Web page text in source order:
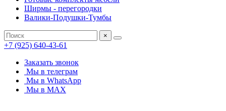
Ширмы - перегородки
Валики-Подушки-Тумбы
×
+7 (925) 640-43-61
Заказать звонок
Мы в телеграм
Мы в WhatsApp
Мы в MAX